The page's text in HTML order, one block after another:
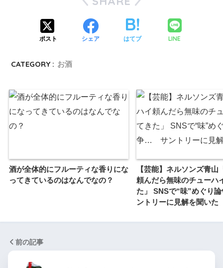
ポスト シェア はてブ LINE
CATEGORY : お酒
酒が全体的にフルーティな香りにな
ってきているのはなんでなの？
【芸能】ネルソンズ青山
頼んだら無味のチューハ
た」 SNSで“味”めぐり
ントリーに見解を聞いた
前の記事